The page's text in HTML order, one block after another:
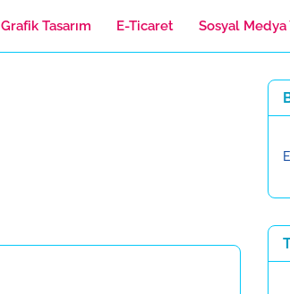
Grafik Tasarım E-Ticaret Sosyal